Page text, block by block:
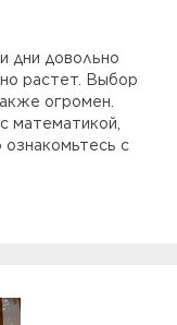
дни довольно
растет. Выбор
огромен.
математикой,
ознакомьтесь с